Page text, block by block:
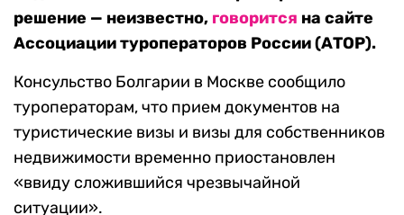
решение — неизвестно, говорится на сайте
Ассоциации туроператоров России (АТОР).
Консульство Болгарии в Москве сообщило
туроператорам, что прием документов на
туристические визы и визы для собственников
недвижимости временно приостановлен
«ввиду сложившийся чрезвычайной
ситуации».